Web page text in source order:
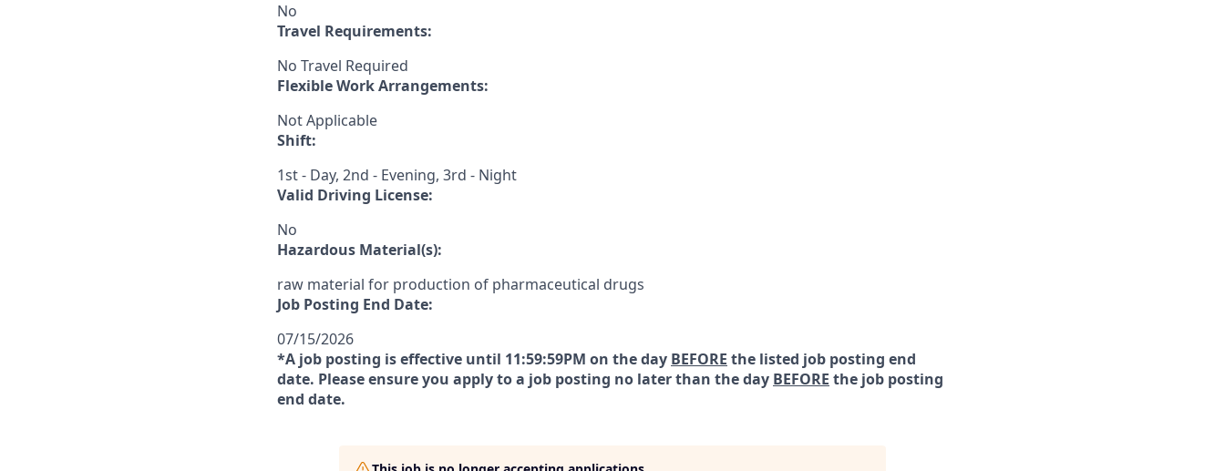
No
Travel Requirements:
No Travel Required
Flexible Work Arrangements:
Not Applicable
Shift:
1st - Day, 2nd - Evening, 3rd - Night
Valid Driving License:
No
Hazardous Material(s):
raw material for production of pharmaceutical drugs
Job Posting End Date:
07/15/2026
*A job posting is effective until 11:59:59PM on the day BEFORE the listed job posting end
date. Please ensure you apply to a job posting no later than the day BEFORE the job posting
end date.